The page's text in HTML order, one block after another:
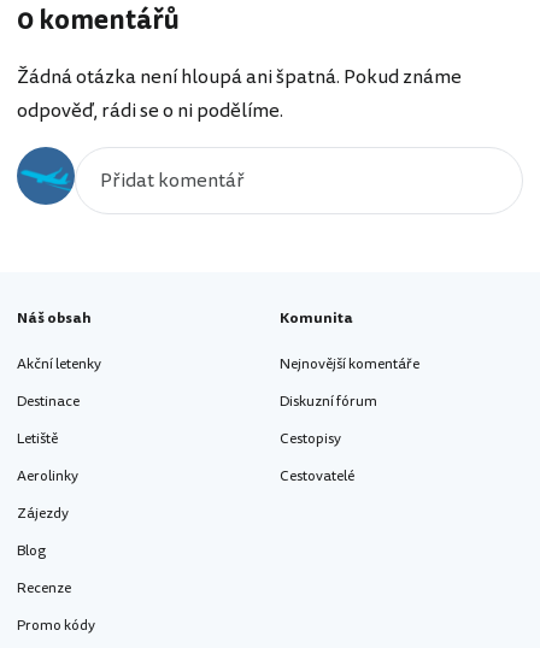
0 komentářů
Žádná otázka není hloupá ani špatná. Pokud známe
odpověď, rádi se o ni podělíme.
Náš obsah
Akční letenky
Destinace
Letiště
Aerolinky
Zájezdy
Blog
Recenze
Promo kódy
Komunita
Nejnovější komentáře
Diskuzní fórum
Cestopisy
Cestovatelé